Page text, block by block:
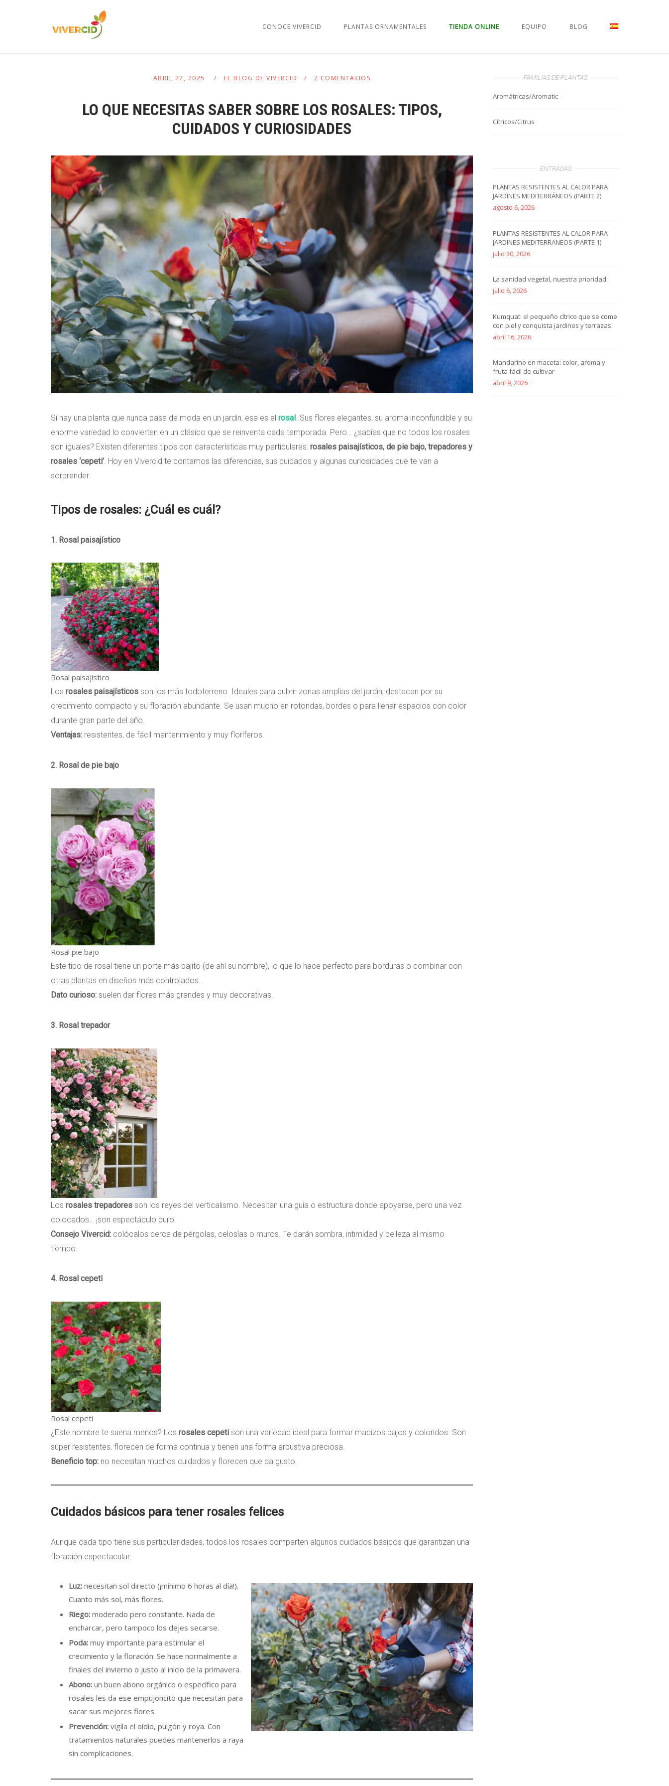
CONOCE VIVERCID PLANTAS ORNAMENTALES TIENDA ONLINE EQUIPO BLOG
ABRIL 22, 2025 EL BLOG DE VIVERCID 2 COMENTARIOS
LO QUE NECESITAS SABER SOBRE LOS ROSALES: TIPOS,
CUIDADOS Y CURIOSIDADES
Si hay una planta que nunca pasa de moda en un jardín, esa es el rosal. Sus flores elegantes, su aroma inconfundible y su
enorme variedad lo convierten en un clásico que se reinventa cada temporada. Pero… ¿sabías que no todos los rosales
son iguales? Existen diferentes tipos con características muy particulares: rosales paisajísticos, de pie bajo, trepadores y
rosales ‘cepeti’. Hoy en Vivercid te contamos las diferencias, sus cuidados y algunas curiosidades que te van a
sorprender.
Tipos de rosales: ¿Cuál es cuál?
1. Rosal paisajístico
Rosal paisajístico
Los rosales paisajísticos son los más todoterreno. Ideales para cubrir zonas amplias del jardín, destacan por su
crecimiento compacto y su floración abundante. Se usan mucho en rotondas, bordes o para llenar espacios con color
durante gran parte del año.
Ventajas: resistentes, de fácil mantenimiento y muy floríferos.
2. Rosal de pie bajo
Rosal pie bajo
Este tipo de rosal tiene un porte más bajito (de ahí su nombre), lo que lo hace perfecto para borduras o combinar con
otras plantas en diseños más controlados.
Dato curioso: suelen dar flores más grandes y muy decorativas.
3. Rosal trepador
Los rosales trepadores son los reyes del verticalismo. Necesitan una guía o estructura donde apoyarse, pero una vez
colocados… ¡son espectáculo puro!
Consejo Vivercid: colócalos cerca de pérgolas, celosías o muros. Te darán sombra, intimidad y belleza al mismo
tiempo.
4. Rosal cepeti
Rosal cepeti
¿Este nombre te suena menos? Los rosales cepeti son una variedad ideal para formar macizos bajos y coloridos. Son
súper resistentes, florecen de forma continua y tienen una forma arbustiva preciosa.
Beneficio top: no necesitan muchos cuidados y florecen que da gusto.
Cuidados básicos para tener rosales felices
Aunque cada tipo tiene sus particularidades, todos los rosales comparten algunos cuidados básicos que garantizan una
floración espectacular:
Luz: necesitan sol directo (¡mínimo 6 horas al día!).
Cuanto más sol, más flores.
Riego: moderado pero constante. Nada de
encharcar, pero tampoco los dejes secarse.
Poda: muy importante para estimular el
crecimiento y la floración. Se hace normalmente a
finales del invierno o justo al inicio de la primavera.
Abono: un buen abono orgánico o específico para
rosales les da ese empujoncito que necesitan para
sacar sus mejores flores.
Prevención: vigila el oídio, pulgón y roya. Con
tratamientos naturales puedes mantenerlos a raya
sin complicaciones.
FAMILIAS DE PLANTAS
Aromátricas/Aromatic
Cítricos/Citrus
ENTRADAS
PLANTAS RESISTENTES AL CALOR PARA
JARDINES MEDITERRÁNEOS (PARTE 2)
agosto 6, 2026
PLANTAS RESISTENTES AL CALOR PARA
JARDINES MEDITERRANEOS (PARTE 1)
julio 30, 2026
La sanidad vegetal, nuestra prioridad.
julio 6, 2026
Kumquat: el pequeño cítrico que se come
con piel y conquista jardines y terrazas
abril 16, 2026
Mandarino en maceta: color, aroma y
fruta fácil de cultivar
abril 9, 2026